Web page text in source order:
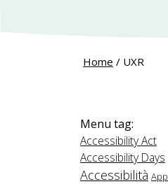
Home / UXR
Menu tag:
Accessibility Act
Accessibility Days
Accessibilità App